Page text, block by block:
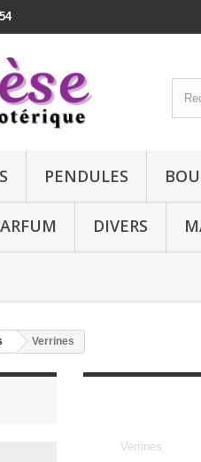
PENDULES
DIVERS
Verrines
Verrines